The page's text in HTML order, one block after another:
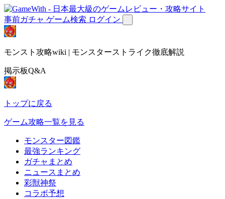
事前ガチャ ゲーム検索 ログイン
モンスト攻略wiki | モンスターストライク徹底解説
掲示板Q&A
トップに戻る
ゲーム攻略一覧を見る
モンスター図鑑
最強ランキング
ガチャまとめ
ニュースまとめ
彩獣神祭
コラボ予想